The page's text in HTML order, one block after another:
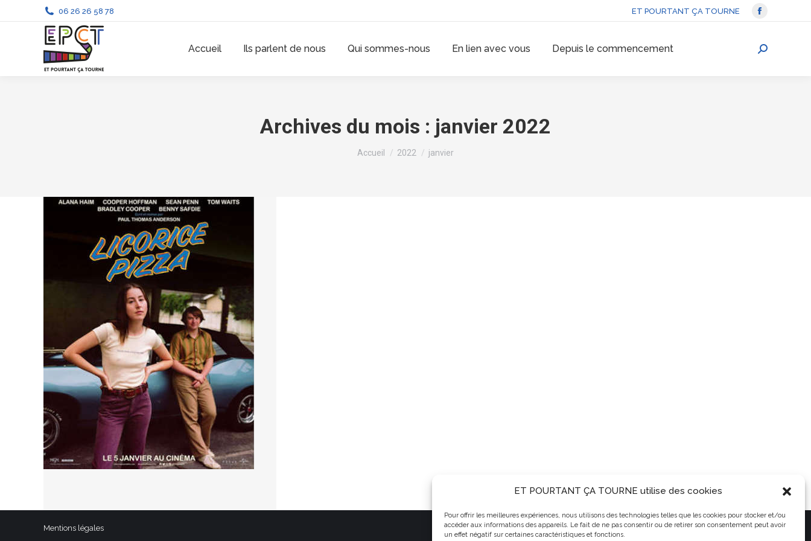
ET POURTANT ÇA TOURNE utilise des cookies
Pour offrir les meilleures expériences, nous utilisons des technologies telles que les cookies pour stocker et/ou
accéder aux informations des appareils. Le fait de ne pas consentir ou de retirer son consentement peut avoir
un effet négatif sur certaines caractéristiques et fonctions.
06 26 26 58 78 ET POURTANT ÇA TOURNE
La
Facebook
Accueil Ils parlent de nous Qui sommes-nous En lien avec vous Depuis le commencement
Recherche
Archives du mois : janvier 2022
Vous êtes ici :
Accueil 2022 janvier
Mentions légales ET POURTANT ÇA TOURNE - association de cinéma en Balagne en Haute-Corse